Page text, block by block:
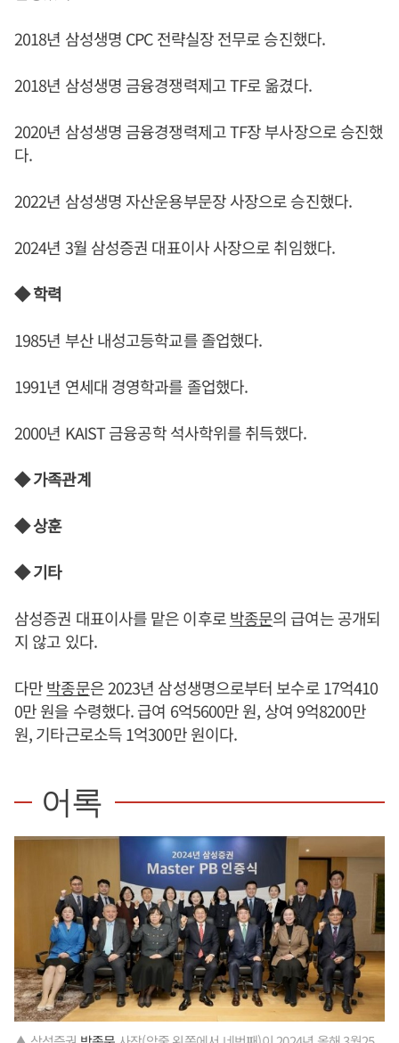
2018년 삼성생명 CPC 전략실장 전무로 승진했다.
2018년 삼성생명 금융경쟁력제고 TF로 옮겼다.
2020년 삼성생명 금융경쟁력제고 TF장 부사장으로 승진했
다.
2022년 삼성생명 자산운용부문장 사장으로 승진했다.
2024년 3월 삼성증권 대표이사 사장으로 취임했다.
◆ 학력
1985년 부산 내성고등학교를 졸업했다.
1991년 연세대 경영학과를 졸업했다.
2000년 KAIST 금융공학 석사학위를 취득했다.
◆ 가족관계
◆ 상훈
◆ 기타
삼성증권 대표이사를 맡은 이후로박종문의 급여는 공개되
지 않고 있다.
다만박종문은 2023년 삼성생명으로부터 보수로 17억410
0만 원을 수령했다. 급여 6억5600만 원, 상여 9억8200만
원, 기타근로소득 1억300만 원이다.
어록